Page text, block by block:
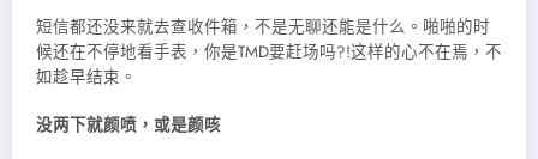
短信都还没来就去查收件箱，不是无聊还能是什么。啪啪的时
候还在不停地看手表，你是TMD要赶场吗?!这样的心不在焉，不
如趁早结束。
没两下就颜喷，或是颜咳